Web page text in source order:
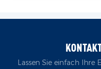
Lassen Sie einfach